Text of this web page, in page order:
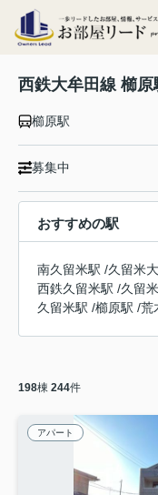
西鉄大牟田線 櫛
櫛原駅
募集中
おすすめの駅
南久留米駅 /久留米
西鉄久留米駅 /久留
久留米駅 /櫛原駅 /荒
198棟 244件
アパート